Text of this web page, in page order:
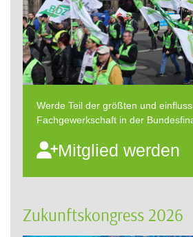
Werde Teil der größten und
Fachgewerkschaft in der
Mitglied werden
Zukunftskongress 2026